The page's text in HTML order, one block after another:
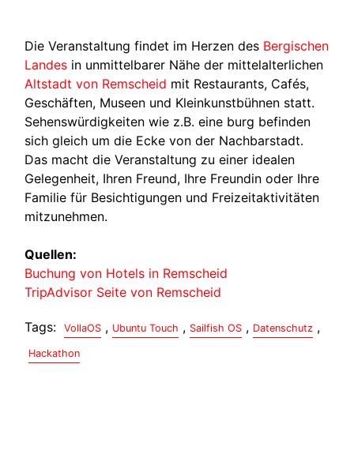
Die Veranstaltung findet im Herzen des Bergischen
Landes in unmittelbarer Nähe der mittelalterlichen
Altstadt von Remscheid mit Restaurants, Cafés,
Geschäften, Museen und Kleinkunstbühnen statt.
Sehenswürdigkeiten wie z.B. eine burg befinden
sich gleich um die Ecke von der Nachbarstadt.
Das macht die Veranstaltung zu einer idealen
Gelegenheit, Ihren Freund, Ihre Freundin oder Ihre
Familie für Besichtigungen und Freizeitaktivitäten
mitzunehmen.
Quellen:
Buchung von Hotels in Remscheid
TripAdvisor Seite von Remscheid
Tags: VollaOS , Ubuntu Touch , Sailfish OS , Datenschutz ,
Hackathon